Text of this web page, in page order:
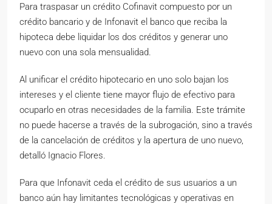
Para traspasar un crédito Cofinavit compuesto por un
crédito bancario y de Infonavit el banco que reciba la
hipoteca debe liquidar los dos créditos y generar uno
nuevo con una sola mensualidad.
Al unificar el crédito hipotecario en uno solo bajan los
intereses y el cliente tiene mayor flujo de efectivo para
ocuparlo en otras necesidades de la familia. Este trámite
no puede hacerse a través de la subrogación, sino a través
de la cancelación de créditos y la apertura de uno nuevo,
detalló Ignacio Flores.
Para que Infonavit ceda el crédito de sus usuarios a un
banco aún hay limitantes tecnológicas y operativas en